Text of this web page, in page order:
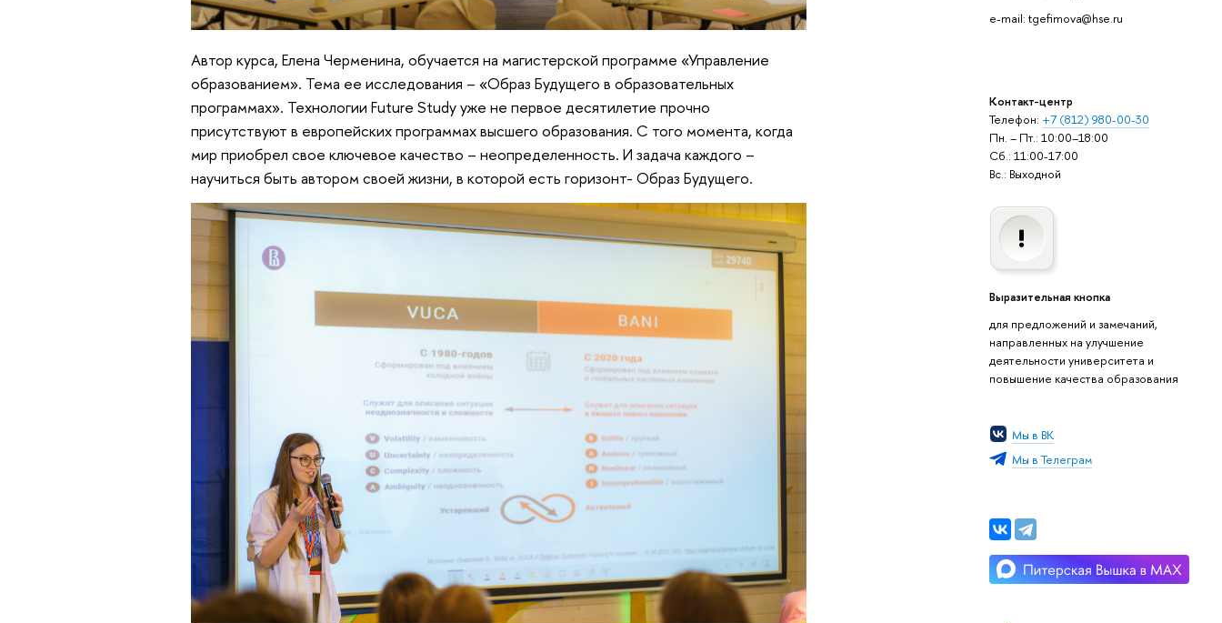
e-mail: tgefimova@hse.ru
Контакт-центр
Телефон: +7 (812) 980-00-30
Пн. – Пт.: 10:00–18:00
Сб.: 11:00-17:00
Вс.: Выходной
Выразительная кнопка
для предложений и замечаний,
направленных на улучшение
деятельности университета и
повышение качества образования
Мы в ВК
Мы в Телеграм
Автор курса, Елена Черменина, обучается на магистерской программе «Управление
образованием». Тема ее исследования – «Образ Будущего в образовательных
программах». Технологии Future Study уже не первое десятилетие прочно
присутствуют в европейских программах высшего образования. С того момента, когда
мир приобрел свое ключевое качество – неопределенность. И задача каждого –
научиться быть автором своей жизни, в которой есть горизонт- Образ Будущего.